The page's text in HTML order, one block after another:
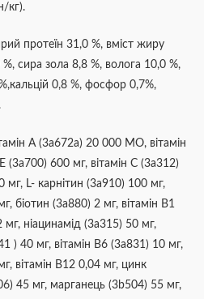
кг).
протеїн 31,0 %, вміст жиру
сира зола 8,8 %, волога 10,0 %,
0,8 %, фосфор 0,7%,
А (3a672a) 20 000 МО, вітамін
(3a700) 600 мг, вітамін С (3a312)
L- карнітин (3a910) 100 мг,
біотин (3a880) 2 мг, вітамін B1
мг, ніацинамід (3a315) 50 мг,
) 40 мг, вітамін B6 (3a831) 10 мг,
вітамін B12 0,04 мг, цинк
45 мг, марганець (3b504) 55 мг,